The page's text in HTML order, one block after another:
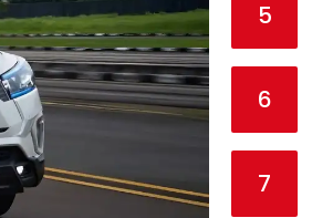
5
6
7